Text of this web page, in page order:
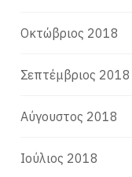
Οκτώβριος 2018
Σεπτέμβριος 2018
Αύγουστος 2018
Ιούλιος 2018